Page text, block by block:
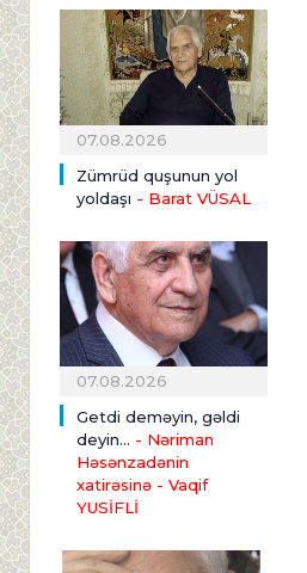
07.08.2026
Zümrüd quşunun yol
yoldaşı - Barat VÜSAL
07.08.2026
Getdi deməyin, gəldi
deyin... - Nəriman
Həsənzadənin
xatirəsinə - Vaqif
YUSİFLİ